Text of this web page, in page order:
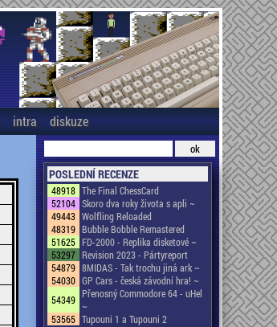
intra diskuze
POSLEDNÍ RECENZE
48918 The Final ChessCard
52104 Skoro dva roky života s apli ~
49443 Wolfling Reloaded
48319 Bubble Bobble Remastered
51625 FD-2000 - Replika disketové ~
53297 Revision 2023 - Pártyreport
54879 8MIDAS - Tak trochu jiná ark ~
54030 GP Cars - česká závodní hra! ~
54349 Přenosný Commodore 64 - uHel
~
53565 Tupouni 1 a Tupouni 2